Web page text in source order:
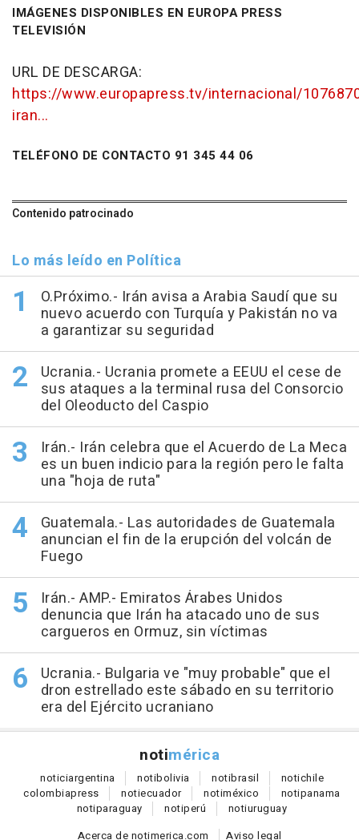
IMÁGENES DISPONIBLES EN EUROPA PRESS
TELEVISIÓN
URL DE DESCARGA:
https://www.europapress.tv/internacional/
iran...
TELÉFONO DE CONTACTO 91 345 44 06
Contenido patrocinado
Lo más leído en Política
O.Próximo.- Irán avisa a Arabia Saudí que su
nuevo acuerdo con Turquía y Pakistán no va
a garantizar su seguridad
Ucrania.- Ucrania promete a EEUU el cese de
sus ataques a la terminal rusa del Consorcio
del Oleoducto del Caspio
Irán.- Irán celebra que el Acuerdo de La Meca
es un buen indicio para la región pero le falta
una "hoja de ruta"
Guatemala.- Las autoridades de Guatemala
anuncian el fin de la erupción del volcán de
Fuego
Irán.- AMP.- Emiratos Árabes Unidos
denuncia que Irán ha atacado uno de sus
cargueros en Ormuz, sin víctimas
Ucrania.- Bulgaria ve "muy probable" que el
dron estrellado este sábado en su territorio
era del Ejército ucraniano
notimérica
noticiargentina notibolivia notibrasil notichile
colombiapress notiecuador notiméxico notipanama
notiparaguay notiperú notiuruguay
Acerca de notimerica.com
Aviso legal